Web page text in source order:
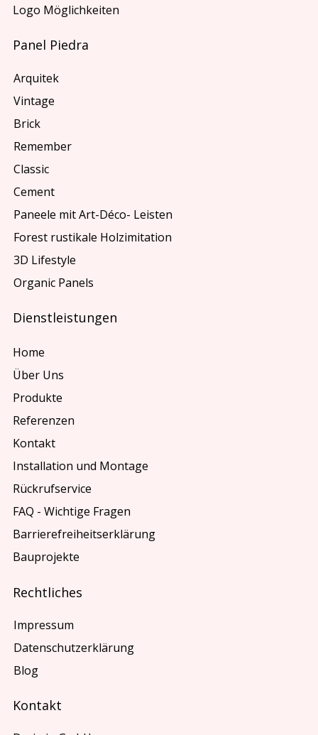
Logo Möglichkeiten
Panel Piedra
Arquitek
Vintage
Brick
Remember
Classic
Cement
Paneele mit Art-Déco- Leisten
Forest rustikale Holzimitation
3D Lifestyle
Organic Panels
Dienstleistungen
Home
Über Uns
Produkte
Referenzen
Kontakt
Installation und Montage
Rückrufservice
FAQ - Wichtige Fragen
Barrierefreiheitserklärung
Bauprojekte
Kontakt
Rechtliches
Impressum
Datenschutzerklärung
Blog